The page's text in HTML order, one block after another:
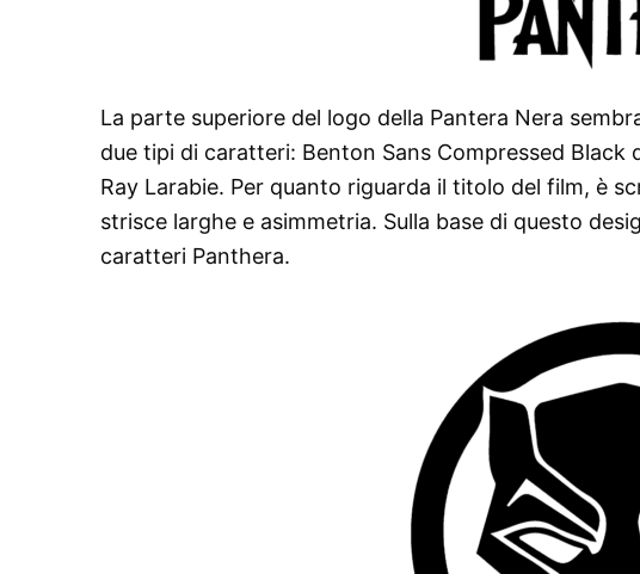
La parte superiore del logo della Pantera Nera
due tipi di caratteri: Benton Sans Compressed Black
Ray Larabie. Per quanto riguarda il titolo del film, è
strisce larghe e asimmetria. Sulla base di questo
caratteri Panthera.